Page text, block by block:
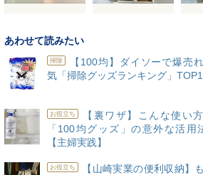
あわせて読みたい
掃除
【100均】ダイソーで爆売
気「掃除グッズランキング」
お役立ち
【裏ワザ】こんな使い方
「100均グッズ」の意外な活用
【主婦実践】
お役立ち
【山崎実業の便利収納】